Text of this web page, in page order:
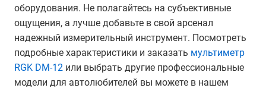
оборудования. Не полагайтесь на субъективные
ощущения, а лучше добавьте в свой арсенал
надежный измерительный инструмент. Посмотреть
подробные характеристики и заказать мультиметр
RGK DM-12 или выбрать другие профессиональные
модели для автолюбителей вы можете в нашем